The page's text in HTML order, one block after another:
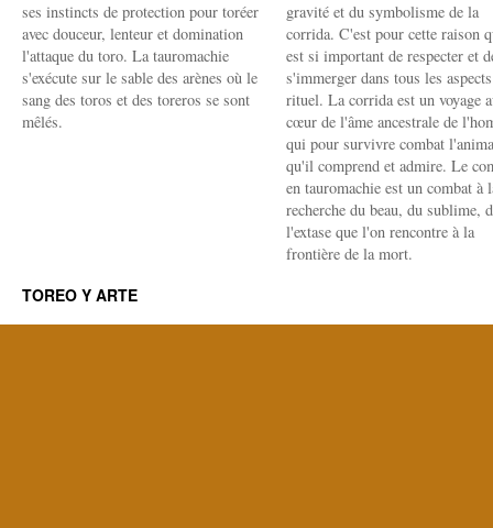
ses instincts de protection pour toréer
avec douceur, lenteur et domination
l'attaque du toro. La tauromachie
s'exécute sur le sable des arènes où le
sang des toros et des toreros se sont
mêlés.
gravité et du symbolisme de la
corrida. C'est pour cette raison
est si important de respecter et
s'immerger dans tous les
rituel. La corrida est un voyage
cœur de l'âme ancestrale de
qui pour survivre combat
qu'il comprend et admire. Le
en tauromachie est un combat à
recherche du beau, du sublime,
l'extase que l'on rencontre à la
frontière de la mort.
TOREO Y ARTE